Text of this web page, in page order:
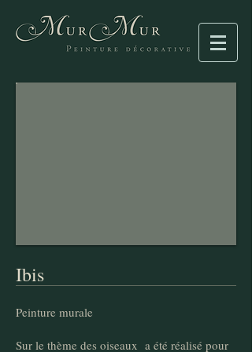
Ibis
Peinture murale
Sur le thème des oiseaux a été réalisé pour